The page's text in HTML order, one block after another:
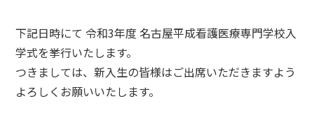
下記日時にて 令和3年度 名古屋平成看護医療専門学校入
学式を挙行いたします。
つきましては、新入生の皆様はご出席いただきますよう
よろしくお願いいたします。